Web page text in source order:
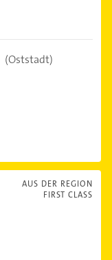
(Oststadt)
AUS DER REGION
FIRST CLASS